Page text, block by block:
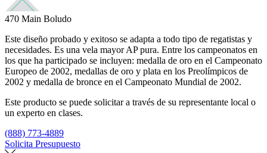
470 Main Boludo
Este diseño probado y exitoso se adapta a todo tipo de regatistas y
necesidades. Es una vela mayor AP pura. Entre los campeonatos en
los que ha participado se incluyen: medalla de oro en el Campeonato
Europeo de 2002, medallas de oro y plata en los Preolímpicos de
2002 y medalla de bronce en el Campeonato Mundial de 2002.
Este producto se puede solicitar a través de su representante local o
un experto en clases.
(888) 773-4889
Solicita Presupuesto